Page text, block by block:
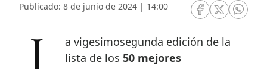
Publicado: 8 de junio de 2024 | 14:00
RRSS Facebook
RRSSRRSS
lista de los50 mejores